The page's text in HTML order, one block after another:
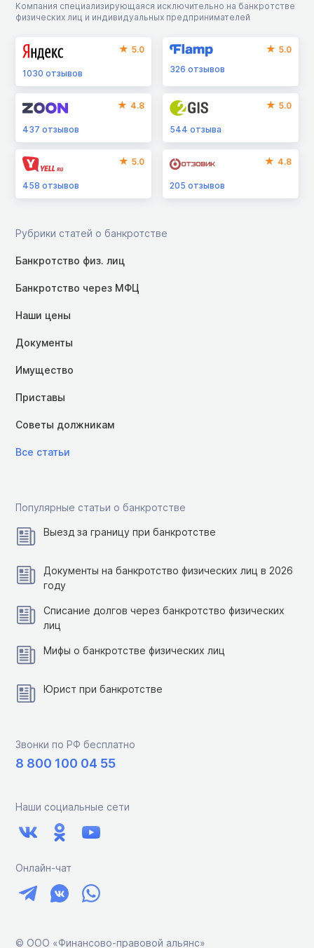
Компания специализирующаяся исключительно на банкротстве
физических лиц и индивидуальных предпринимателей
5.0
1030 отзывов
5.0
326отзывов
4.8
437 отзывов
5.0
544отзыва
5.0
458 отзывов
4.8
205отзывов
Рубрики статей о банкротстве
Банкротство физ. лиц
Банкротство через МФЦ
Наши цены
Документы
Имущество
Приставы
Советы должникам
Все статьи
Популярные статьи о банкротстве
Выезд за границу при банкротстве
Документы на банкротство физических лиц в 2026
году
Списание долгов через банкротство физических
лиц
Мифы о банкротстве физических лиц
Юрист при банкротстве
Звонки по РФ бесплатно
8 800 100 04 55
Наши социальные сети
Онлайн-чат
© ООО «Финансово-правовой альянс»